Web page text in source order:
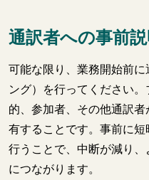
通訳者への事前説
可能な限り、業務開始前
ング）を行ってください
的、参加者、その他通訳
有することです。事前に
行うことで、中断が減り
につながります。